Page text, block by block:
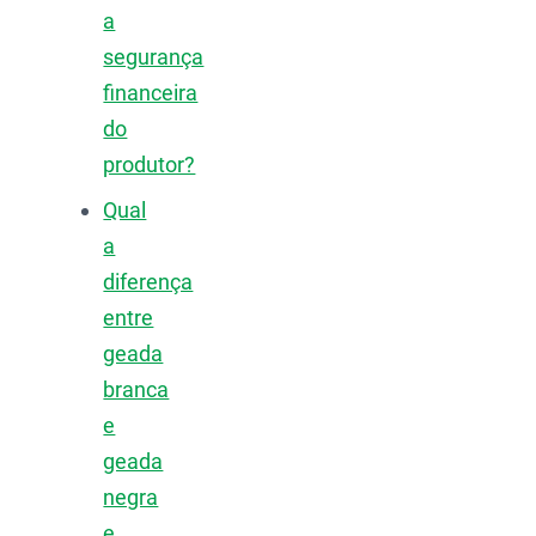
a
segurança
financeira
do
produtor?
Qual
a
diferença
entre
geada
branca
e
geada
negra